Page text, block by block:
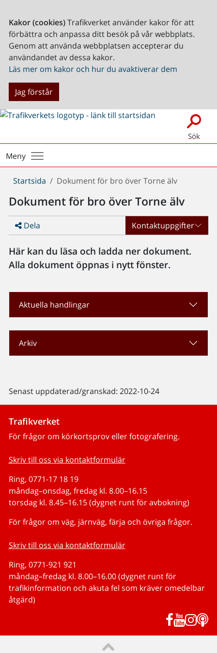
Kakor (cookies)Trafikverket använder kakor för att
förbättra och anpassa ditt besök på vår webbplats.
Genom att använda webbplatsen accepterar du
användandet av dessa kakor.
Läs mer om kakor och hur du avaktiverar dem
Jag förstår
Sök
Meny
Du
här:
Startsida Dokument för bro över Torne älv
Dokument för bro över Torne älv
Dela Kontaktuppgifter
Här kan du läsa och ladda ner dokument.
Alla dokument öppnas i nytt fönster.
Aktuella handlingar
Arkiv
Senast uppdaterad/granskad: 2022-10-24
Trafikverket
För frågor om körkortsprov eller fotografering.
Skriv till oss via kontaktformulär
Ring, 0771-17 18 19
måndag–onsdag, fredag kl. 8.00–16.15
torsdag kl. 8.45–16.15 (dygnet runt för avbokning)
För frågor om väg, järnväg, färja och övriga frågor.
Skriv till oss via kontaktformulär
Ring, 0771-921 921
måndag–fredag kl. 8.00–16.00 (dygnet runt för
trafikinformation och akuta fel som kräver omedelbar
åtgärd)
Facebook
YouTube